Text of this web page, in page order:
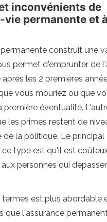
inconvénients de
permanente et à
construit une
permet d'emprunter de
les 2 premières
vous mouriez ou que
première éventualité.
les primes restent de
de la politique. Le principal
type est qu'il est
personnes qui
termes est plus abordable
que l'assurance